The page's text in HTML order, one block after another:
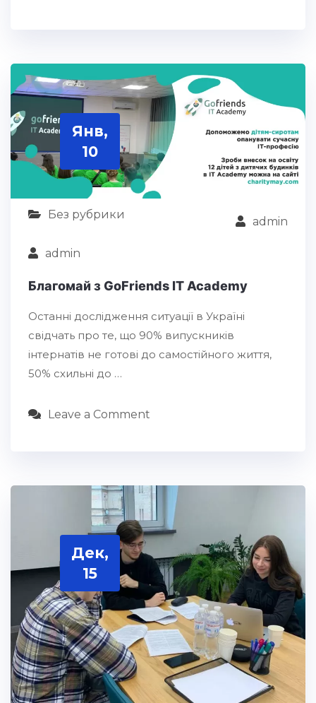
Янв,
10
Без рубрики
admin
admin
Благомай з GoFriends IT Academy
Останні дослідження ситуації в Україні
свідчать про те, що 90% випускників
інтернатів не готові до самостійного життя,
50% схильні до …
Leave a Comment
Дек,
15